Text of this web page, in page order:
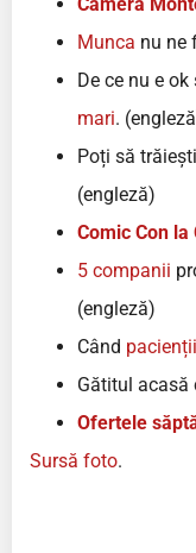
Munca nu ne
De ce nu e
mari.
Poți să
(engleză)
Comic Con
5 companii
(engleză)
Când pacienții
Gătitul acasă
Ofertele
Sursă foto.